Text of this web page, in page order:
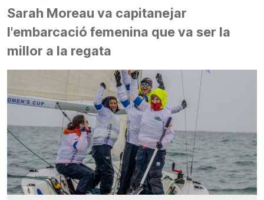
Sarah Moreau va capitanejar
l'embarcació femenina que va ser la
millor a la regata